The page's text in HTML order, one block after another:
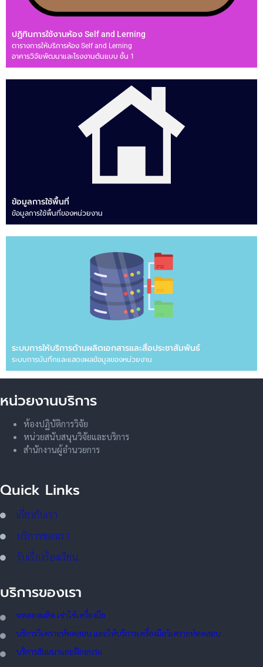
ปฏิทินการใช้งานห้อง Self and Lerning
ตารางการให้บริการห้อง Self and Lerning
อาคารวิจัยพัฒนาและโรงงานต้นแบบ ชั้น 1
ข้อมูลการใช้พื้นที่
ข้อมูลการใช้พื้นที่ของหน่วยงาน
ระบบการให้บริการด้านผลิตเอกสารและสื่อประชาสัมพันธ์
ระบบการบันทึกและแสดงผลข้อมูลของหน่วยงาน
หน่วยงานบริการ
ห้องปฏิบัติการวิจัย
หน่วยสนับสนุนวิจัยและบริการ
สำนักงานผู้อำนวยการ
Quick Links
เกี่ยวกับเรา
บริการของเรา
รับเรื่องร้องเรียน
บริการของเรา
ทดลองผลิต เช่าใช้เครื่องมือ
บริการวิเคราะห์ทดสอบ และให้บริการเครื่องมือวิเคราะห์ทดสอบ
บริการสัมมนาและฝึกอบรม